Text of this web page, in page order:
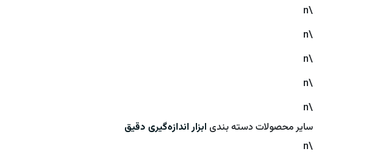
\n
\n
\n
\n
\n
سایر محصولات دسته بندی ابزار اندازه‌گیری دقیق
\n